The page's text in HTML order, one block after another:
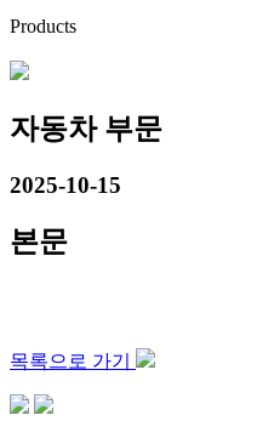
Products
자동차 부문
2025-10-15
본문
목록으로 가기